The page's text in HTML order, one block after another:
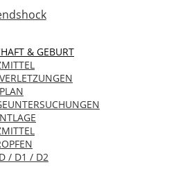
& GEBURT
/ D1 / D2